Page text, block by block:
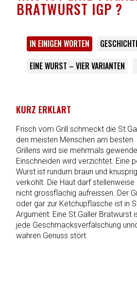
BRATWURST IGP ?
IN EINIGEN WORTEN
EINE WURST – VIER VARIANTEN
KURZ ERKLÄRT
Frisch vom Grill schmeckt die
den meisten Menschen am besten.
Grillens wird sie mehrmals
Einschneiden wird verzichtet. Eine
Wurst ist rundum braun und
verkohlt. Die Haut darf
nicht grossflächig aufreissen. Der
oder gar zur Ketchupflasche ist in
Argument: Eine St.Galler Bratwurst
jede Geschmacksverfälschung
wahren Genuss stört.